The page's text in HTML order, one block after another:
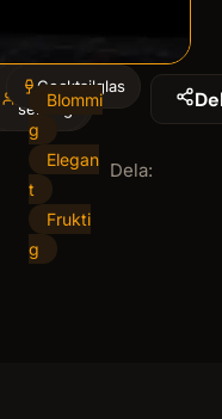
4
minminutes
1
serving
Cocktailglas
Blommi
g
Elegan
t
Frukti
g
Dela: